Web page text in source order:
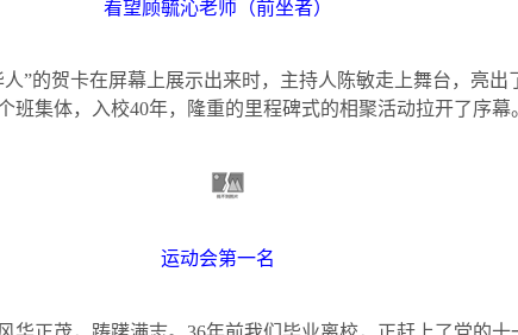
看望顾毓沁老师（前坐者）
”的贺卡在屏幕上展示出来时，主持人陈敏走上舞台，亮
班集体，入校40年，隆重的里程碑式的相聚活动拉开了序幕
运动会第一名